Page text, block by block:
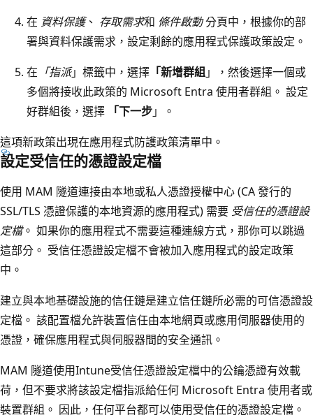
在 資料保護、 存取需求和 條件啟動分頁中，根據你的部
署與資料保護需求，設定剩餘的應用程式保護政策設定。
在 「指派」標籤中，選擇 「新增群組」，然後選擇一個或
多個將接收此政策的 Microsoft Entra 使用者群組。 設定
好群組後，選擇
「下一步」。
這項新政策出現在應用程式防護政策清單中。
設定受信任的憑證設定檔
使用 MAM 隧道連接由本地或私人憑證授權中心 (CA 發行的
SSL/TLS 憑證保護的本地資源的應用程式) 需要 受信任的憑證設
定檔。 如果你的應用程式不需要這種連線方式，那你可以跳過
這部分。 受信任憑證設定檔不會被加入應用程式的設定政策
中。
建立與本地基礎設施的信任鏈是建立信任鏈所必需的可信憑證設
定檔。 該配置檔允許裝置信任由本地網頁或應用伺服器使用的
憑證，確保應用程式與伺服器間的安全通訊。
MAM 隧道使用Intune受信任憑證設定檔中的公鑰憑證有效載
荷，但不要求將該設定檔指派給任何 Microsoft Entra 使用者或
裝置群組。 因此，任何平台都可以使用受信任的憑證設定檔。